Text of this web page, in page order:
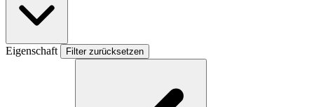
Eigenschaft Filter zurücksetzen